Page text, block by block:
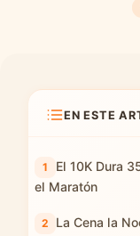
EN ESTE
El 10K Dura
el Maratón
La Cena la